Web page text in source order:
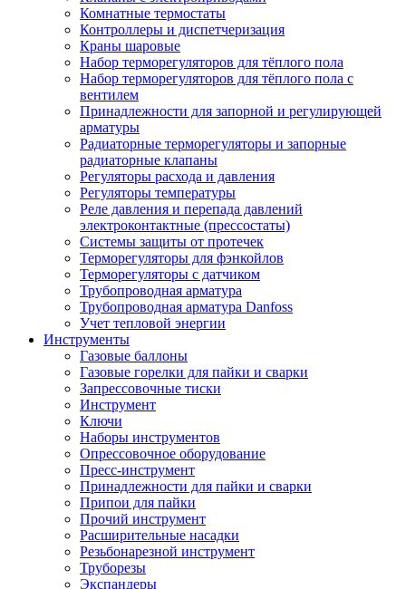
Комнатные термостаты
Контроллеры и диспетчеризация
Краны шаровые
Набор терморегуляторов для тёплого пола
Набор терморегуляторов для тёплого пола с
вентилем
Принадлежности для запорной и регулирующей
арматуры
Радиаторные терморегуляторы и запорные
радиаторные клапаны
Регуляторы расхода и давления
Регуляторы температуры
Реле давления и перепада давлений
электроконтактные (прессостаты)
Системы защиты от протечек
Терморегуляторы для фэнкойлов
Терморегуляторы с датчиком
Трубопроводная арматура
Трубопроводная арматура Danfoss
Учет тепловой энергии
Инструменты
Газовые баллоны
Газовые горелки для пайки и сварки
Запрессовочные тиски
Инструмент
Ключи
Наборы инструментов
Опрессовочное оборудование
Пресс-инструмент
Принадлежности для пайки и сварки
Припои для пайки
Прочий инструмент
Расширительные насадки
Резьбонарезной инструмент
Труборезы
Экспандеры